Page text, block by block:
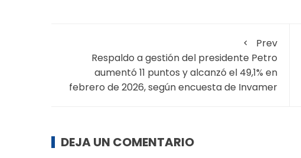
Prev
Respaldo a gestión del presidente Petro
aumentó 11 puntos y alcanzó el 49,1% en
febrero de 2026, según encuesta de Invamer
DEJA UN COMENTARIO